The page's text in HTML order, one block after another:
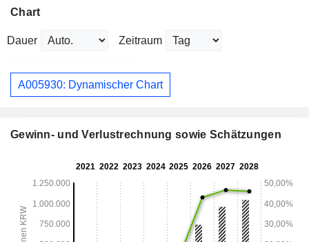
Chart
Dauer Zeitraum
A005930: Dynamischer Chart
Gewinn- und Verlustrechnung sowie Schätzungen